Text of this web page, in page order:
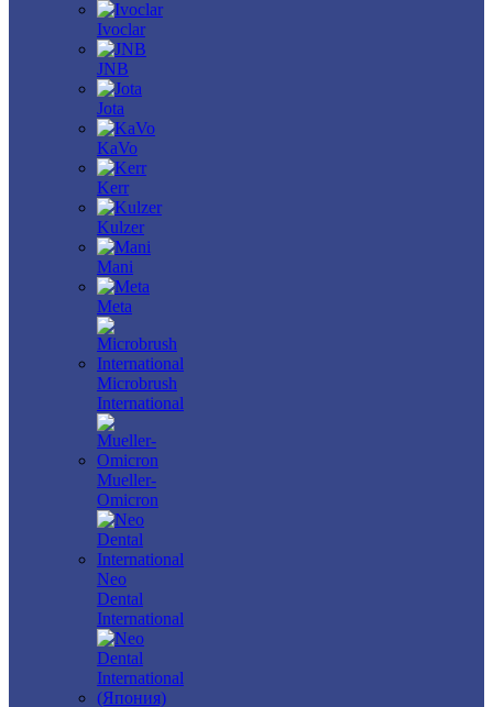
Ivoclar
JNB
Jota
KaVo
Kerr
Kulzer
Mani
Meta
Microbrush
International
Mueller-
Omicron
Neo
Dental
International